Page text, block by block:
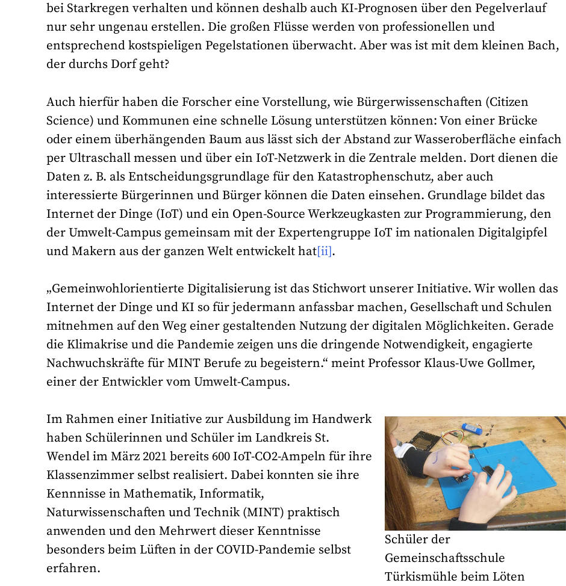
bei Starkregen verhalten und können deshalb auch KI-Prognosen über den Pegelverlauf
nur sehr ungenau erstellen. Die großen Flüsse werden von professionellen und
entsprechend kostspieligen Pegelstationen überwacht. Aber was ist mit dem kleinen Bach,
der durchs Dorf geht?
Auch hierfür haben die Forscher eine Vorstellung, wie Bürgerwissenschaften (Citizen
Science) und Kommunen eine schnelle Lösung unterstützen können: Von einer Brücke
oder einem überhängenden Baum aus lässt sich der Abstand zur Wasseroberfläche einfach
per Ultraschall messen und über ein IoT-Netzwerk in die Zentrale melden. Dort dienen die
Daten z. B. als Entscheidungsgrundlage für den Katastrophenschutz, aber auch
interessierte Bürgerinnen und Bürger können die Daten einsehen. Grundlage bildet das
Internet der Dinge (IoT) und ein Open-Source Werkzeugkasten zur Programmierung, den
der Umwelt-Campus gemeinsam mit der Expertengruppe IoT im nationalen Digitalgipfel
und Makern aus der ganzen Welt entwickelt hat[ii].
„Gemeinwohlorientierte Digitalisierung ist das Stichwort unserer Initiative. Wir wollen das
Internet der Dinge und KI so für jedermann anfassbar machen, Gesellschaft und Schulen
mitnehmen auf den Weg einer gestaltenden Nutzung der digitalen Möglichkeiten. Gerade
die Klimakrise und die Pandemie zeigen uns die dringende Notwendigkeit, engagierte
Nachwuchskräfte für MINT Berufe zu begeistern.“ meint Professor Klaus-Uwe Gollmer,
einer der Entwickler vom Umwelt-Campus.
Schüler der
Gemeinschaftsschule
Türkismühle beim Löten
Im Rahmen einer Initiative zur Ausbildung im Handwerk
haben Schülerinnen und Schüler im Landkreis St.
Wendel im März 2021 bereits 600 IoT-CO2-Ampeln für ihre
Klassenzimmer selbst realisiert. Dabei konnten sie ihre
Kennnisse in Mathematik, Informatik,
Naturwissenschaften und Technik (MINT) praktisch
anwenden und den Mehrwert dieser Kenntnisse
besonders beim Lüften in der COVID-Pandemie selbst
erfahren.